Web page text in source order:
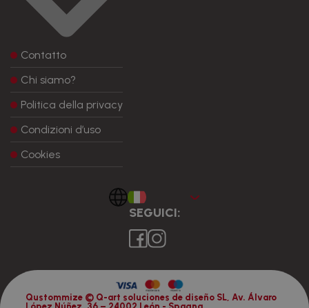
Contatto
Chi siamo?
Politica della privacy
Condizioni d’uso
Cookies
SEGUICI:
Qustommize © Q-art soluciones de diseño SL, Av. Álvaro